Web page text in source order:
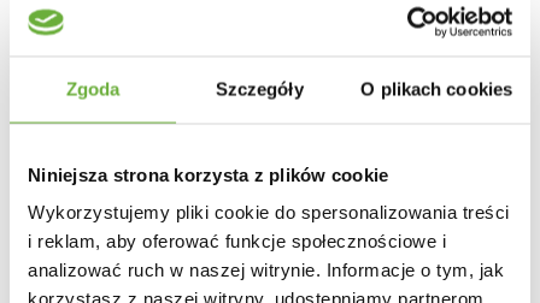
Zgoda Szczegóły O plikach cookies
Niniejsza strona korzysta z plików cookie
Wykorzystujemy pliki cookie do spersonalizowania treści
i reklam, aby oferować funkcje społecznościowe i
analizować ruch w naszej witrynie. Informacje o tym, jak
korzystasz z naszej witryny, udostępniamy partnerom